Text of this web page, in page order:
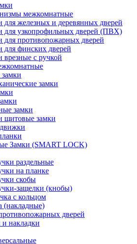
межкомнатные
для железных и деревянных дверей
для узкопрофильных дверей (ПВХ)
для противопожарных дверей
для финских дверей
врезные с ручкой
замки
замки
щитовые замки
Замки (SMART LOCK)
раздельные
на планке
скобы
защелки (кнобы)
с кольцом
(накладные)
дверей
накладки